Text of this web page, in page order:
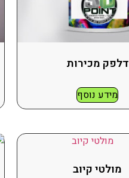
דלפק מכירות
מידע נוסף
מולטי קיוב